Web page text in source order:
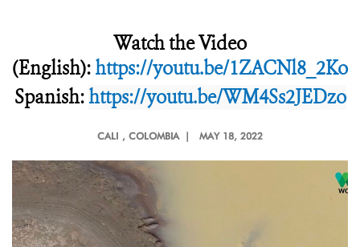
Watch the Video
(English):https://youtu.be/1ZACNl8_2Ko
Spanish:https://youtu.be/WM4Ss2JEDzo
CALI , COLOMBIA | MAY 18, 2022